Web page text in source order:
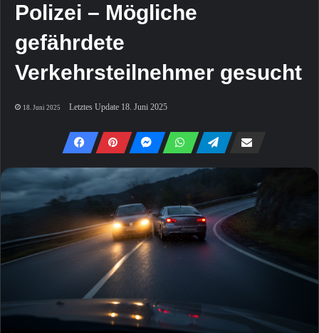
Polizei – Mögliche
gefährdete
Verkehrsteilnehmer gesucht
18. Juni 2025 Letztes Update 18. Juni 2025